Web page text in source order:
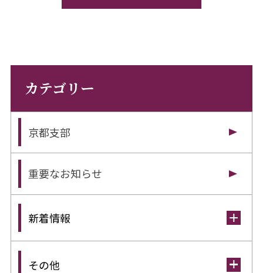
カテゴリー
京都支部
重要なお知らせ
新着情報
その他